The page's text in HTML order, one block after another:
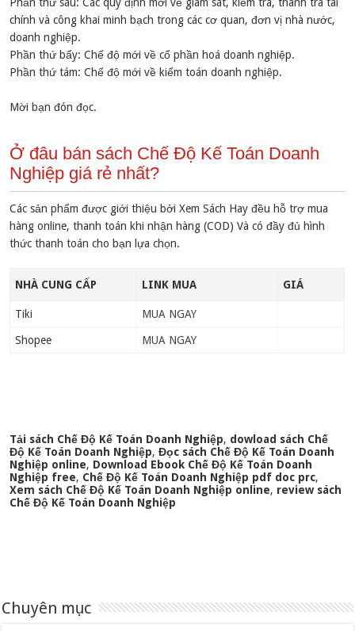
Phần thứ sáu: Các quy định mới về giám sát, kiểm tra, thanh tra tài
chính và công khai minh bạch trong các cơ quan, đơn vị nhà nước,
doanh nghiệp.
Phần thứ bẩy: Chế độ mới về cổ phần hoá doanh nghiệp.
Phần thứ tám: Chế độ mới về kiểm toán doanh nghiệp.
Mời bạn đón đọc.
Ở đâu bán sách Chế Độ Kế Toán Doanh
Nghiệp giá rẻ nhất?
Các sản phẩm được giới thiệu bởi Xem Sách Hay đều hỗ trợ mua
hàng online, thanh toán khi nhận hàng (COD) Và có đầy đủ hình
thức thanh toán cho bạn lựa chọn.
NHÀ CUNG CẤP LINK MUA GIÁ
Tiki MUA NGAY
Shopee MUA NGAY
Tải sách Chế Độ Kế Toán Doanh Nghiệp, dowload sách Chế
Độ Kế Toán Doanh Nghiệp,Đọc sách Chế Độ Kế Toán Doanh
Nghiệp online, Download Ebook Chế Độ Kế Toán Doanh
Nghiệp free, Chế Độ Kế Toán Doanh Nghiệp pdf doc prc,
Xem sách Chế Độ Kế Toán Doanh Nghiệp online, review sách
Chế Độ Kế Toán Doanh Nghiệp
Chuyên mục